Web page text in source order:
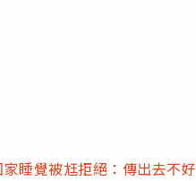
睡覺被尪拒絕：傳出去不好